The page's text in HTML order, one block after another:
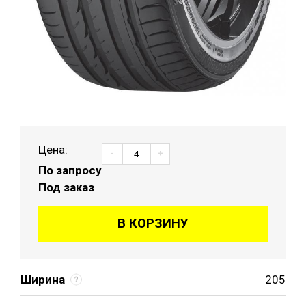
Ширина 205
Цена:
По запросу
Под заказ
- +
В КОРЗИНУ